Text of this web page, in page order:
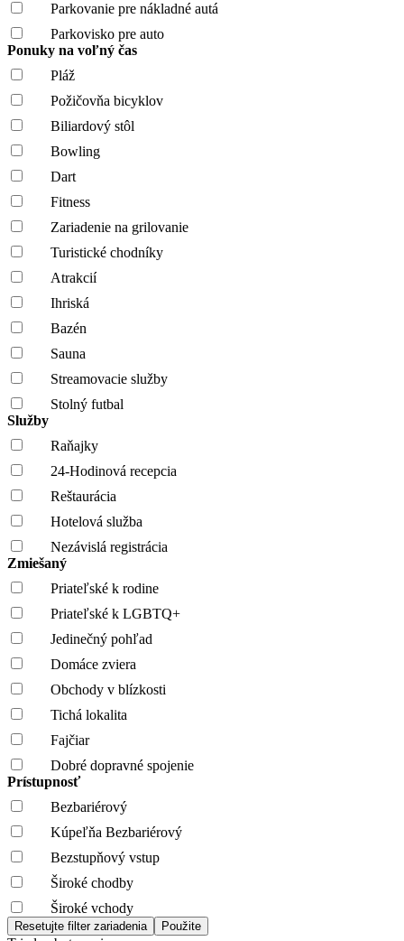
Parkovanie pre nákladné autá
Parkovisko pre auto
Ponuky na voľný čas
Pláž
Požičovňa bicyklov
Biliardový stôl
Bowling
Dart
Fitness
Zariadenie na grilovanie
Turistické chodníky
Atrakcií
Ihriská
Bazén
Sauna
Streamovacie služby
Stolný futbal
Služby
Raňajky
24-Hodinová recepcia
Reštaurácia
Hotelová služba
Nezávislá registrácia
Zmiešaný
Priateľské k rodine
Priateľské k LGBTQ+
Jedinečný pohľad
Domáce zviera
Obchody v blízkosti
Tichá lokalita
Fajčiar
Dobré dopravné spojenie
Prístupnosť
Bezbariérový
Kúpeľňa Bezbariérový
Bezstupňový vstup
Široké chodby
Široké vchody